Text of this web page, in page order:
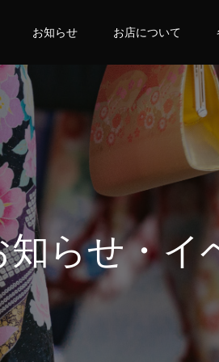
お知らせ お店について
知らせ・イ